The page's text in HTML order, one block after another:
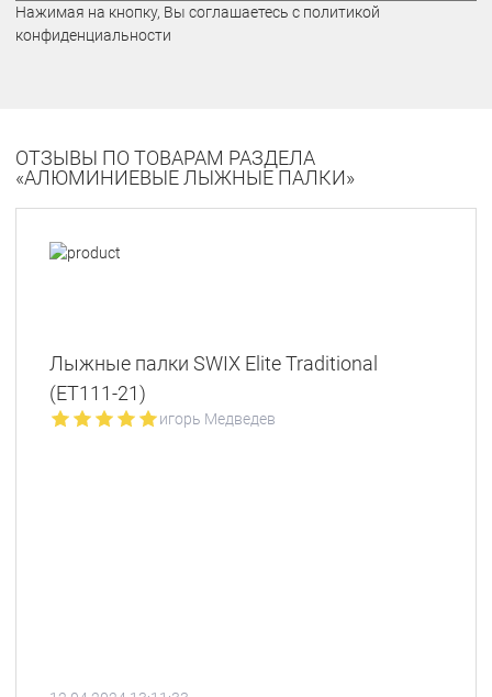
Нажимая на кнопку, Вы соглашаетесь с политикой
конфиденциальности
ОТЗЫВЫ ПО ТОВАРАМ РАЗДЕЛА
«АЛЮМИНИЕВЫЕ ЛЫЖНЫЕ ПАЛКИ»
Лыжные палки SWIX Elite Traditional
(ET111-21)
игорь Медведев